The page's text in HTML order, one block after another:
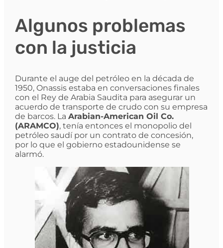
Algunos problemas
con la justicia
Durante el auge del petróleo en la década de
1950, Onassis estaba en conversaciones finales
con el Rey de Arabia Saudita para asegurar un
acuerdo de transporte de crudo con su empresa
de barcos. La Arabian-American Oil Co.
(ARAMCO), tenía entonces el monopolio del
petróleo saudí por un contrato de concesión,
por lo que el gobierno estadounidense se
alarmó.